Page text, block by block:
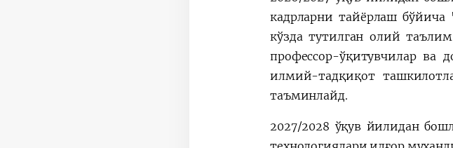
кадрларни тайёрлаш
кўзда тутилган олий
профессор-ўқитувчилар ва
илмий-тадқиқот
таъминлайд.
2027/2028 ўқув йилидан